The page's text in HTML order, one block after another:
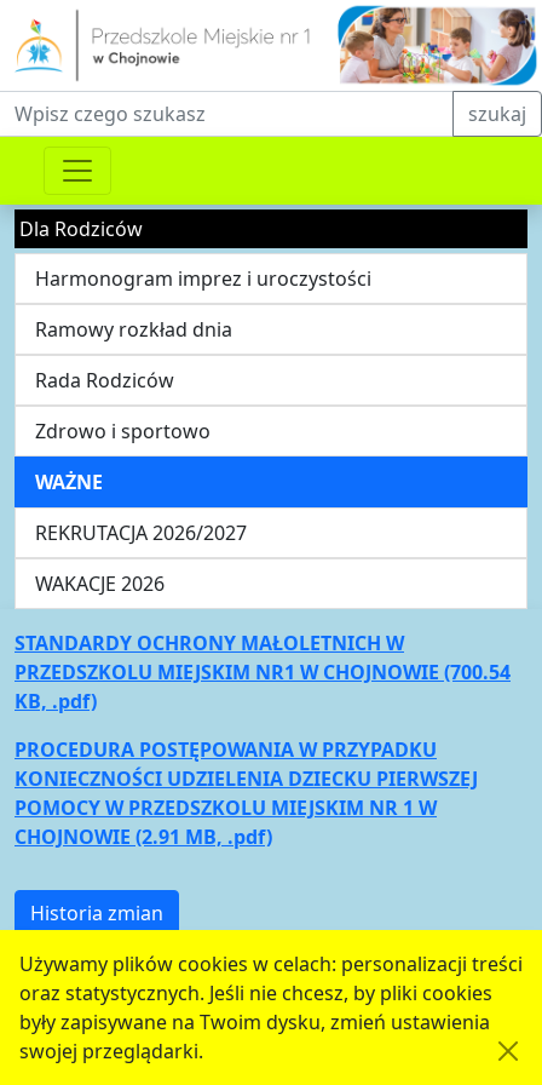
Używamy plików cookies w celach: personalizacji treści
oraz statystycznych. Jeśli nie chcesz, by pliki cookies
były zapisywane na Twoim dysku, zmień ustawienia
swojej przeglądarki.
Fraza do wyszukiwania szukaj
Dla Rodziców
Harmonogram imprez i uroczystości
Ramowy rozkład dnia
Rada Rodziców
Zdrowo i sportowo
WAŻNE
REKRUTACJA 2026/2027
WAKACJE 2026
STANDARDY OCHRONY MAŁOLETNICH W
PRZEDSZKOLU MIEJSKIM NR1 W CHOJNOWIE (700.54
KB, .pdf)
PROCEDURA POSTĘPOWANIA W PRZYPADKU
KONIECZNOŚCI UDZIELENIA DZIECKU PIERWSZEJ
POMOCY W PRZEDSZKOLU MIEJSKIM NR 1 W
CHOJNOWIE (2.91 MB, .pdf)
Historia zmian
serwis jest częścią portalu miejskiego
www.chojnow.eu
przygotowanego przezMEDIART(wCMS) © przy
współudzialeUrzędu Miejskiego w Chojnowie